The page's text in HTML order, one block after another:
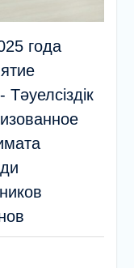
года
Тәуелсіздік